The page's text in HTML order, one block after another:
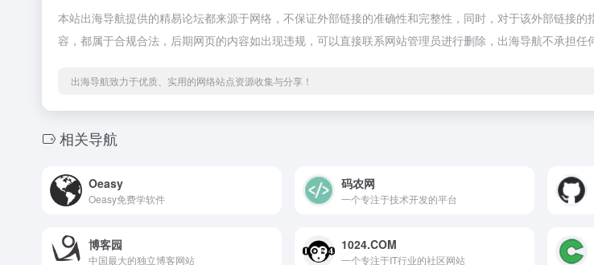
本站出海导航提供的精易论坛都来源于网络，不保证外部链接的准确性和完整性，同时，对于该外部链接
容，都属于合规合法，后期网页的内容如出现违规，可以直接联系网站管理员进行删除，出海导航不承担任
出海导航致力于优质、实用的网络站点资源收集与分享！
相关导航
Oeasy
Oeasy免费学软件
码农网
一个专注于技术开发的平台
博客园
中国最大的独立博客网站
1024.COM
一个专注于IT行业的社区网站